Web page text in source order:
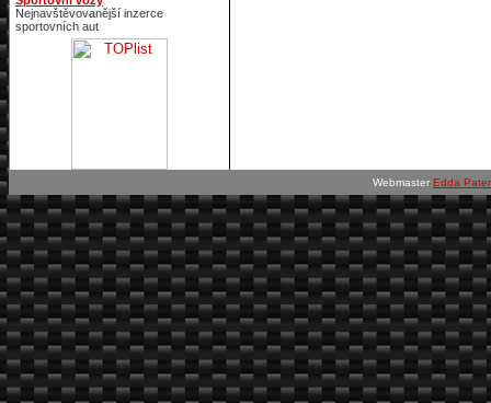
Nejnavštěvovanější inzerce
sportovních aut
Webmaster Edda